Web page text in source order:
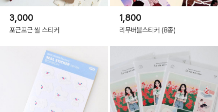
3,000
포근포근 씰 스티커
1,800
리무버블스티커 (8종)